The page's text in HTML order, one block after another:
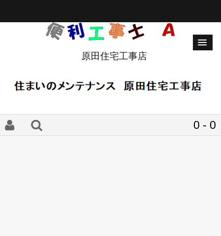
原田住宅工事店
0 - 0